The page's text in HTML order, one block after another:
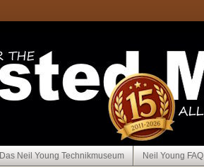
Das Neil Young Technikmuseum Neil Young FAQ